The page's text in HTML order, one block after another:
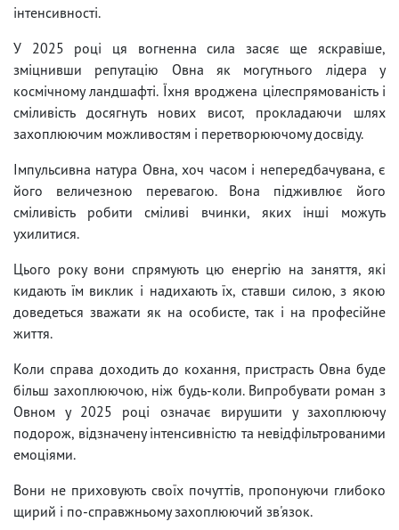
інтенсивності.
У 2025 році ця вогненна сила засяє ще яскравіше,
зміцнивши репутацію Овна як могутнього лідера у
космічному ландшафті. Їхня вроджена цілеспрямованість і
сміливість досягнуть нових висот, прокладаючи шлях
захоплюючим можливостям і перетворюючому досвіду.
Імпульсивна натура Овна, хоч часом і непередбачувана, є
його величезною перевагою. Вона підживлює його
сміливість робити сміливі вчинки, яких інші можуть
ухилитися.
Цього року вони спрямують цю енергію на заняття, які
кидають їм виклик і надихають їх, ставши силою, з якою
доведеться зважати як на особисте, так і на професійне
життя.
Коли справа доходить до кохання, пристрасть Овна буде
більш захоплюючою, ніж будь-коли. Випробувати роман з
Овном у 2025 році означає вирушити у захоплюючу
подорож, відзначену інтенсивністю та невідфільтрованими
емоціями.
Вони не приховують своїх почуттів, пропонуючи глибоко
щирий і по-справжньому захоплюючий зв'язок.